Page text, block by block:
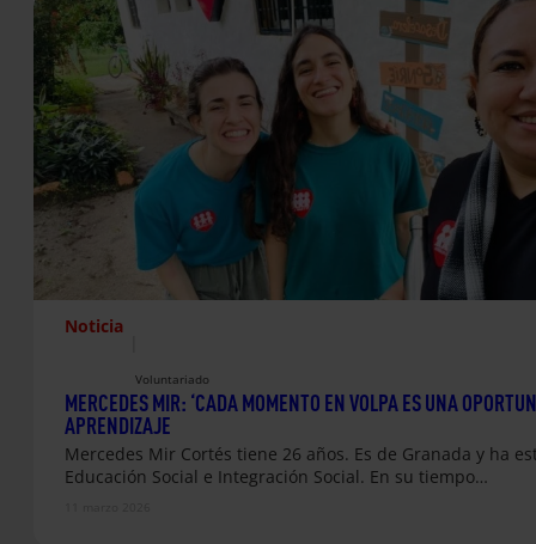
Noticia
Voluntariado
MERCEDES MIR: ‘CADA MOMENTO EN VOLPA ES UNA
APRENDIZAJE
Mercedes Mir Cortés tiene 26 años. Es de Granada y ha
Educación Social e Integración Social. En su tiempo…